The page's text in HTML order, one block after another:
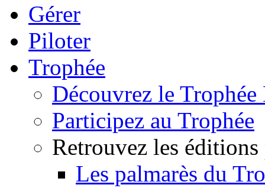
Gérer
Piloter
Trophée
Découvrez le
Participez au Trophée
Retrouvez les éditions
Les palmarès du